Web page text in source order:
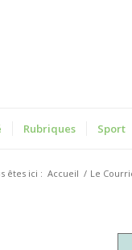
Rubriques Sport
êtes ici : Accueil / Le